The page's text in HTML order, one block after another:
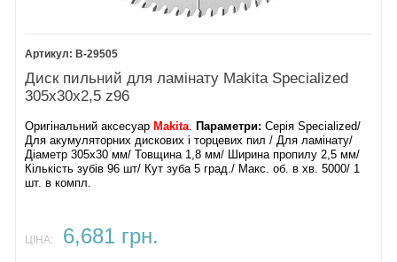
B-29505
Диск пильний для ламінату Makita Specialized
305х30х2,5 z96
Оригінальний аксесуар Makita Параметри: Серія Specialized/
Для акумуляторних дискових і торцевих пил / Для ламінату/
Діаметр 305х30 мм/ Товщина 1,8 мм/ Ширина пропилу 2,5 мм/
Кількість зубів 96 шт/ Кут зуба 5 град./ Макс. об. в хв. 5000/ 1
шт. в компл.
ЦІНА: 6,681 грн.